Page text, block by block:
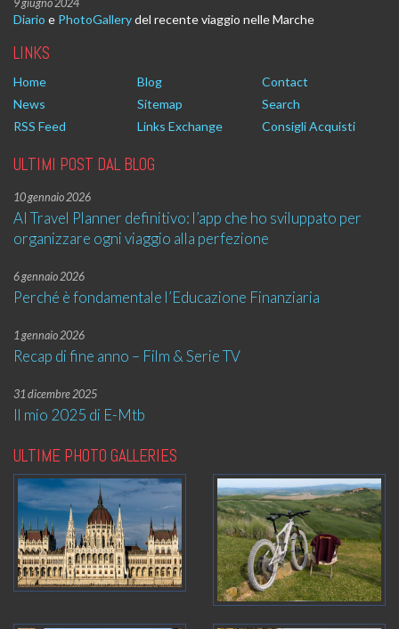
9 giugno 2024
Diario e PhotoGallerydel recente viaggio nelle Marche
LINKS
Home Blog
Contact
News
Sitemap
Search
RSS Feed
Links Exchange Consigli Acquisti
ULTIMI POST DAL BLOG
10 gennaio 2026
AI Travel Planner definitivo: l’app che ho sviluppato per
organizzare ogni viaggio alla perfezione
6 gennaio 2026
Perché è fondamentale l’Educazione Finanziaria
1 gennaio 2026
Recap di fine anno – Film & Serie TV
31 dicembre 2025
Il mio 2025 di E-Mtb
ULTIME PHOTO GALLERIES